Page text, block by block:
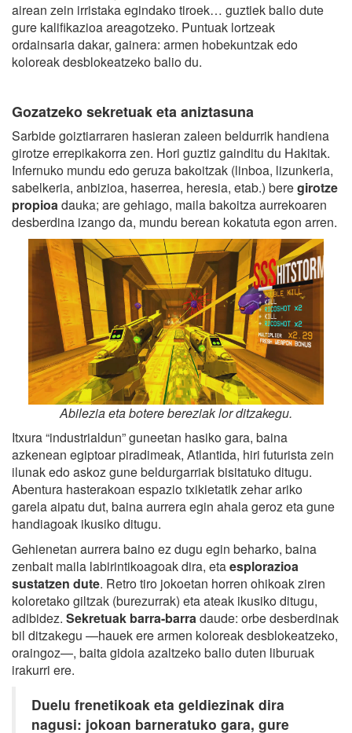
airean zein irristaka egindako tiroek… guztiek balio dute
gure kalifikazioa areagotzeko. Puntuak lortzeak
ordainsaria dakar, gainera: armen hobekuntzak edo
koloreak desblokeatzeko balio du.
Gozatzeko sekretuak eta aniztasuna
Sarbide goiztiarraren hasieran zaleen beldurrik handiena
girotze errepikakorra zen. Hori guztiz gainditu du Hakitak.
Infernuko mundu edo geruza bakoitzak (linboa, lizunkeria,
sabelkeria, anbizioa, haserrea, heresia, etab.) beregirotze
propioa dauka; are gehiago, maila bakoitza aurrekoaren
desberdina izango da, mundu berean kokatuta egon arren.
Abilezia eta botere bereziak lor ditzakegu.
Itxura “industrialdun” guneetan hasiko gara, baina
azkenean egiptoar piradimeak, Atlantida, hiri futurista zein
ilunak edo askoz gune beldurgarriak bisitatuko ditugu.
Abentura hasterakoan espazio txikietatik zehar ariko
garela aipatu dut, baina aurrera egin ahala geroz eta gune
handiagoak ikusiko ditugu.
Gehienetan aurrera baino ez dugu egin beharko, baina
zenbait maila labirintikoagoak dira, etaesplorazioa
sustatzen dute. Retro tiro jokoetan horren ohikoak ziren
koloretako giltzak (burezurrak) eta ateak ikusiko ditugu,
adibidez. Sekretuak barra-barra daude: orbe desberdinak
bil ditzakegu —hauek ere armen koloreak desblokeatzeko,
oraingoz—, baita gidoia azaltzeko balio duten liburuak
irakurri ere.
Duelu frenetikoak eta geldiezinak dira
nagusi: jokoan barneratuko gara, gure